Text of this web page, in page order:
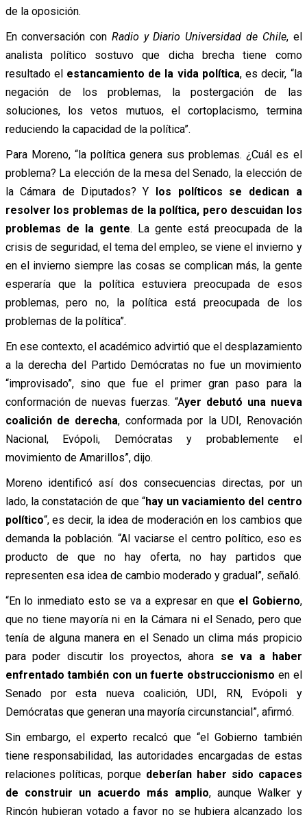
de la oposición.
En conversación con Radio y Diario Universidad de Chile, el
analista político sostuvo que dicha brecha tiene como
resultado el estancamiento de la vida política, es decir, “la
negación de los problemas, la postergación de las
soluciones, los vetos mutuos, el cortoplacismo, termina
reduciendo la capacidad de la política”.
Para Moreno, “la política genera sus problemas. ¿Cuál es el
problema? La elección de la mesa del Senado, la elección de
la Cámara de Diputados? Y los políticos se dedican a
resolver los problemas de la política, pero descuidan los
problemas de la gente. La gente está preocupada de la
crisis de seguridad, el tema del empleo, se viene el invierno y
en el invierno siempre las cosas se complican más, la gente
esperaría que la política estuviera preocupada de esos
problemas, pero no, la política está preocupada de los
problemas de la política”.
En ese contexto, el académico advirtió que el desplazamiento
a la derecha del Partido Demócratas no fue un movimiento
“improvisado”, sino que fue el primer gran paso para la
conformación de nuevas fuerzas. “Ayer debutó una nueva
coalición de derecha, conformada por la UDI, Renovación
Nacional, Evópoli, Demócratas y probablemente el
movimiento de Amarillos”, dijo.
Moreno identificó así dos consecuencias directas, por un
lado, la constatación de que “hay un vaciamiento del centro
político“, es decir, la idea de moderación en los cambios que
demanda la población. “Al vaciarse el centro político, eso es
producto de que no hay oferta, no hay partidos que
representen esa idea de cambio moderado y gradual”, señaló.
“En lo inmediato esto se va a expresar en que el Gobierno,
que no tiene mayoría ni en la Cámara ni el Senado, pero que
tenía de alguna manera en el Senado un clima más propicio
para poder discutir los proyectos, ahora se va a haber
enfrentado también con un fuerte obstruccionismo en el
Senado por esta nueva coalición, UDI, RN, Evópoli y
Demócratas que generan una mayoría circunstancial”, afirmó.
Sin embargo, el experto recalcó que “el Gobierno también
tiene responsabilidad, las autoridades encargadas de estas
relaciones políticas, porque deberían haber sido capaces
de construir un acuerdo más amplio, aunque Walker y
Rincón hubieran votado a favor no se hubiera alcanzado los